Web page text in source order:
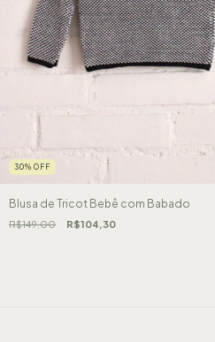
30% OFF
Blusa de Tricot Bebê com Babado
R$149,00 R$104,30